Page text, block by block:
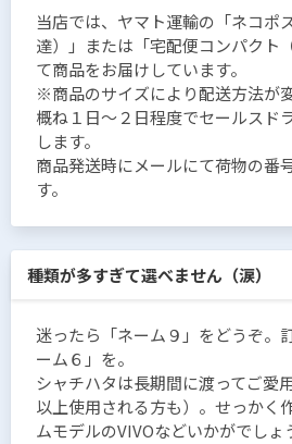
当店では、ヤマト運輸の「ネコポ
達）」または「宅配便コンパクト
て商品をお届けしています。
※商品のサイズにより配送方法が
概ね１日〜２日程度でセールスド
します。
商品発送時にメールにて荷物の番
す。
種類が多すぎて選べません（涙）
迷ったら「ネーム９」をどうぞ。
ーム６」を。
シャチハタは長期間に渡ってご愛
以上使用される方も）。せっかく
ムモデルのVIVOなどいかがでしょ